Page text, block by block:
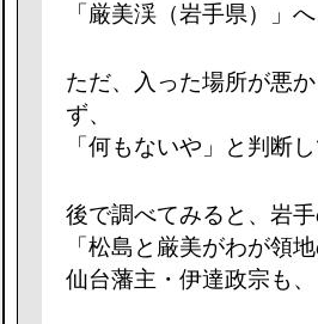
「厳美渓（岩手県）」
ただ、入った場所が悪
ず、
「何もないや」と判断
後で調べてみると、岩
「松島と厳美がわが領
仙台藩主・伊達政宗も